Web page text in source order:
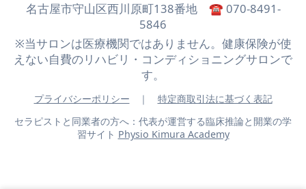
名古屋市守山区西川原町138番地 ☎ 070-8491-
5846
※当サロンは医療機関ではありません。健康保険が使
えない自費のリハビリ・コンディショニングサロンで
す。
プライバシーポリシー ｜
特定商取引法に基づく表記
セラピストと同業者の方へ：代表が運営する臨床推論と開業の学
習サイト Physio Kimura Academy